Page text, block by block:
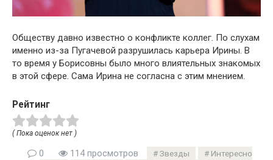
Обществу давно известно о конфликте коллег. По слухам
именно из-за Пугачевой разрушилась карьера Ирины. В
то время у Борисовны было много влиятельных знакомых
в этой сфере. Сама Ирина не согласна с этим мнением.
Рейтинг
( Пока оценок нет )
0 114 просмотров Звезды
Интересно